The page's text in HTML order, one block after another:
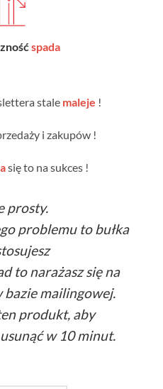
spada
stale maleje !
i zakupów !
się to na sukces !
prosty.
problemu to bułka
to narażasz się na
mailingowej.
produkt, aby
w 10 minut.